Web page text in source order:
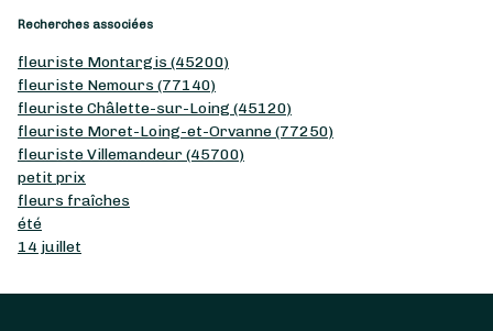
Recherches associées
fleuriste Montargis (45200)
fleuriste Nemours (77140)
fleuriste Châlette-sur-Loing (45120)
fleuriste Moret-Loing-et-Orvanne (77250)
fleuriste Villemandeur (45700)
petit prix
fleurs fraîches
été
14 juillet